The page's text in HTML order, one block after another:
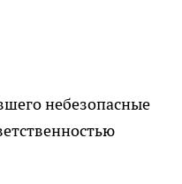
небезопасные